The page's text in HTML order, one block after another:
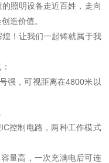
照明设备走近百姓，走向
造价值。
！让我们一起铸就属于我
强，可视距离在4800米以
控制电路，两种工作模式
量高，一次充满电后可连